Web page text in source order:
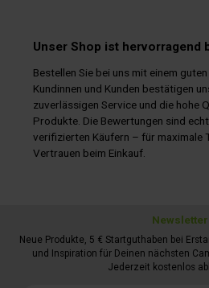
Unser Shop ist hervorragend
Bestellen Sie bei uns mit einem
Kundinnen und Kunden bestätigen
zuverlässigen Service und die hohe
Produkte. Die Bewertungen sind
verifizierten Käufern – für maximale
Vertrauen beim Einkauf.
Newsletter
Neue Produkte, 5 € Startguthaben bei
und Inspiration für Deinen nächsten
Jederzeit kostenlos